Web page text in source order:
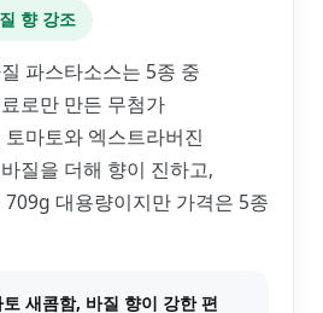
향 강조
파스타소스는 5종 중
로만 만든 무첨가
마토와 엑스트라버진
질을 더해 향이 진하고,
대용량이지만 가격은 5종
새콤함, 바질 향이 강한 편